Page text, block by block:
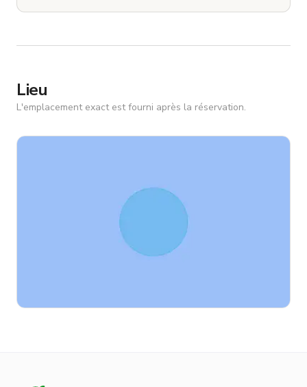
Lieu
L'emplacement exact est fourni après la réservation.